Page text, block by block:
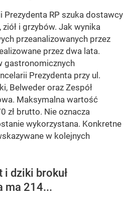
Prezydenta RP szuka dostawcy
i grzybów. Jak wynika
przeanalizowanych przez
przez dwa lata.
gastronomicznych
Prezydenta przy ul.
Belweder oraz Zespół
Maksymalna wartość
zł brutto. Nie oznacza
wykorzystana. Konkretne
w kolejnych
i dziki brokuł
ma 214...